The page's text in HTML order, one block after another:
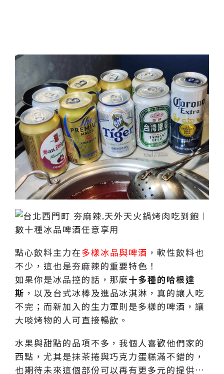
點心飲料主力在多樣冰品與啤酒 ，軟性飲料也
不少，這也是夯麻辣的重要特色！
如果你是冰品控的話，那麼十多種的哈根達
斯 ，以及台式冰棒及進品冰淇淋，真的讓人吃
不完；而新加入的生力軍則是多樣的啤酒，讓
大啖烤物的人可直接暢飲。
水果與甜點的品項不多，我個人喜歡他們家的
西點，尤其是抹茶捲與巧克力蛋糕滿不錯的，
也期待未來這個部份可以再有更多元的提供…